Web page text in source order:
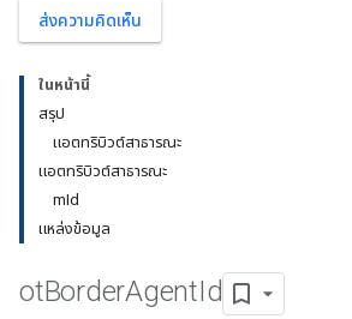
ส่งความคิดเห็น
ในหน้านี้
สรุป
แอตทริบิวต์สาธารณะ
แอตทริบิวต์สาธารณะ
mId
แหล่งข้อมูล
otBorderAgentId